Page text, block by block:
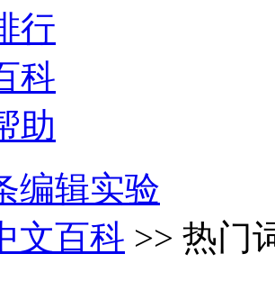
行
科
助
编辑实验
文百科 >> 热门